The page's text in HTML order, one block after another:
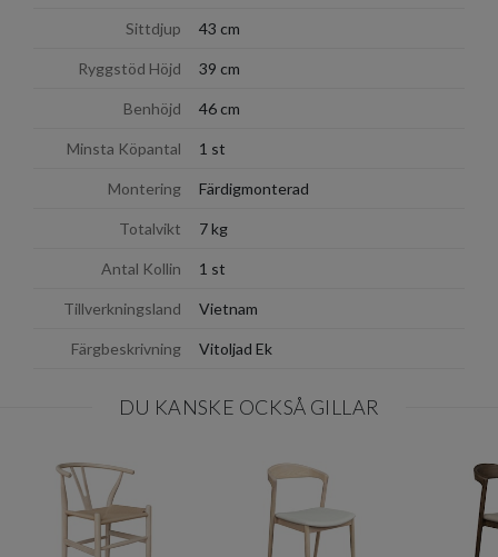
Sittdjup 43 cm
Ryggstöd Höjd 39 cm
Benhöjd 46 cm
Minsta Köpantal 1 st
Montering Färdigmonterad
Totalvikt 7 kg
Antal Kollin 1 st
Tillverkningsland Vietnam
Färgbeskrivning Vitoljad Ek
DU KANSKE OCKSÅ GILLAR